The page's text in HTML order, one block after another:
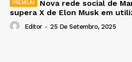
Nova rede social de
supera X de Elon Musk em
Editor - 25 De Setembro, 2025